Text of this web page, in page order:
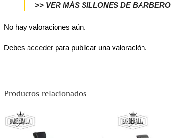
>> VER MÁS SILLONES DE BARBERO
No hay valoraciones aún.
Debesacceder para publicar una valoración.
Productos relacionados
¡OFERT